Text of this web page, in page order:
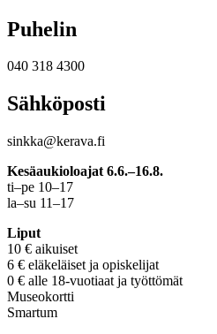
Puhelin
040 318 4300
Sähköposti
sinkka@kerava.fi
Kesäaukioloajat 6.6.–16.8.
ti–pe 10–17
la–su 11–17
Liput
10 € aikuiset
6 € eläkeläiset ja opiskelijat
0 € alle 18-vuotiaat ja työttömät
Museokortti
Smartum